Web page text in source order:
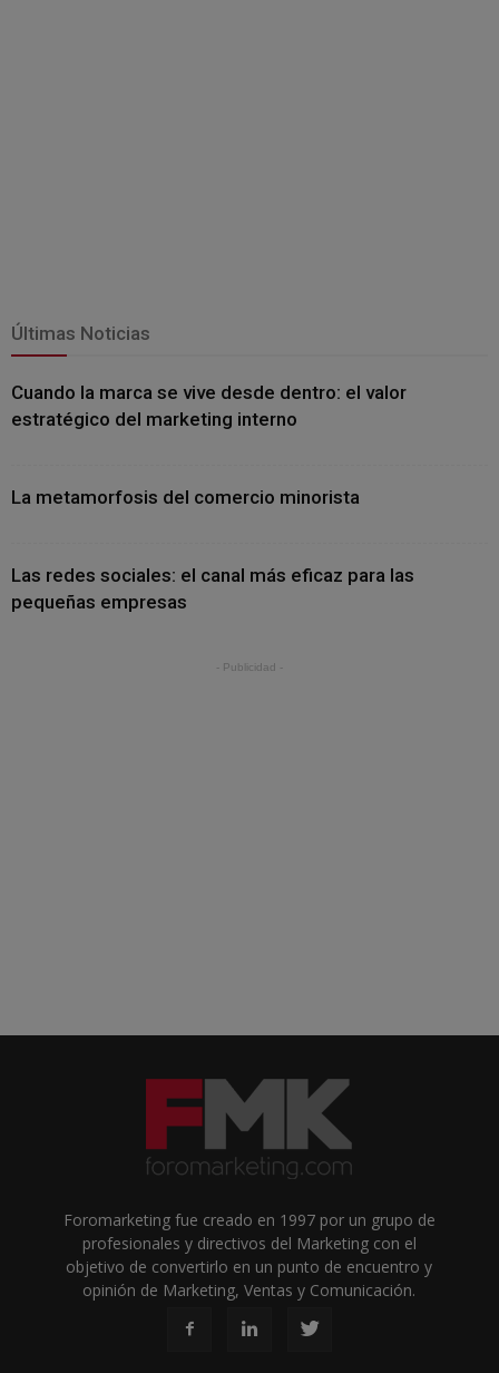
Últimas Noticias
Cuando la marca se vive desde dentro: el valor
estratégico del marketing interno
La metamorfosis del comercio minorista
Las redes sociales: el canal más eficaz para las
pequeñas empresas
- Publicidad -
Foromarketing fue creado en 1997 por un grupo de
profesionales y directivos del Marketing con el
objetivo de convertirlo en un punto de encuentro y
opinión de Marketing, Ventas y Comunicación.